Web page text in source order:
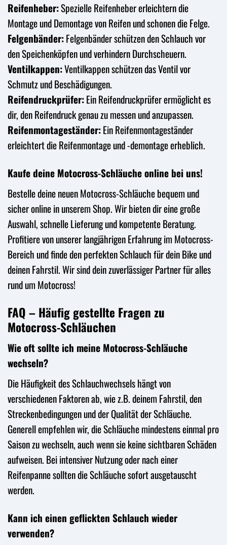
Reifenheber:Spezielle Reifenheber erleichtern die
Montage und Demontage von Reifen und schonen die Felge.
Felgenbänder:Felgenbänder schützen den Schlauch vor
den Speichenköpfen und verhindern Durchscheuern.
Ventilkappen:Ventilkappen schützen das Ventil vor
Schmutz und Beschädigungen.
Reifendruckprüfer:Ein Reifendruckprüfer ermöglicht es
dir, den Reifendruck genau zu messen und anzupassen.
Reifenmontageständer:Ein Reifenmontageständer
erleichtert die Reifenmontage und -demontage erheblich.
Kaufe deine Motocross-Schläuche online bei uns!
Bestelle deine neuen Motocross-Schläuche bequem und
sicher online in unserem Shop. Wir bieten dir eine große
Auswahl, schnelle Lieferung und kompetente Beratung.
Profitiere von unserer langjährigen Erfahrung im Motocross-
Bereich und finde den perfekten Schlauch für dein Bike und
deinen Fahrstil. Wir sind dein zuverlässiger Partner für alles
rund um Motocross!
FAQ – Häufig gestellte Fragen zu
Motocross-Schläuchen
Wie oft sollte ich meine Motocross-Schläuche
wechseln?
Die Häufigkeit des Schlauchwechsels hängt von
verschiedenen Faktoren ab, wie z.B. deinem Fahrstil, den
Streckenbedingungen und der Qualität der Schläuche.
Generell empfehlen wir, die Schläuche mindestens einmal pro
Saison zu wechseln, auch wenn sie keine sichtbaren Schäden
aufweisen. Bei intensiver Nutzung oder nach einer
Reifenpanne sollten die Schläuche sofort ausgetauscht
werden.
Kann ich einen geflickten Schlauch wieder
verwenden?